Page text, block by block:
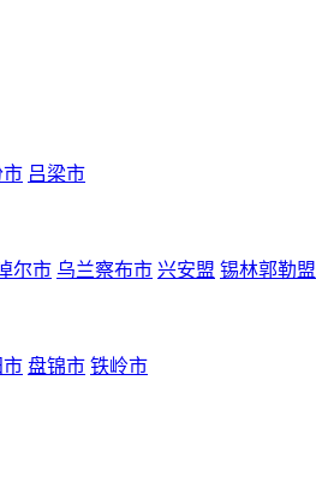
市 吕梁市
尔市 乌兰察布市 兴安盟 锡林郭勒盟
市 盘锦市 铁岭市